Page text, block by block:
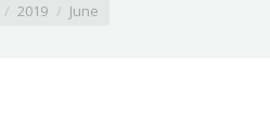
2019 June